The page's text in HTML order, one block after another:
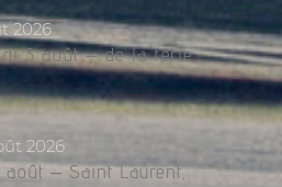
2026
3 août – de la férie
2026
août – Saint Laurent,